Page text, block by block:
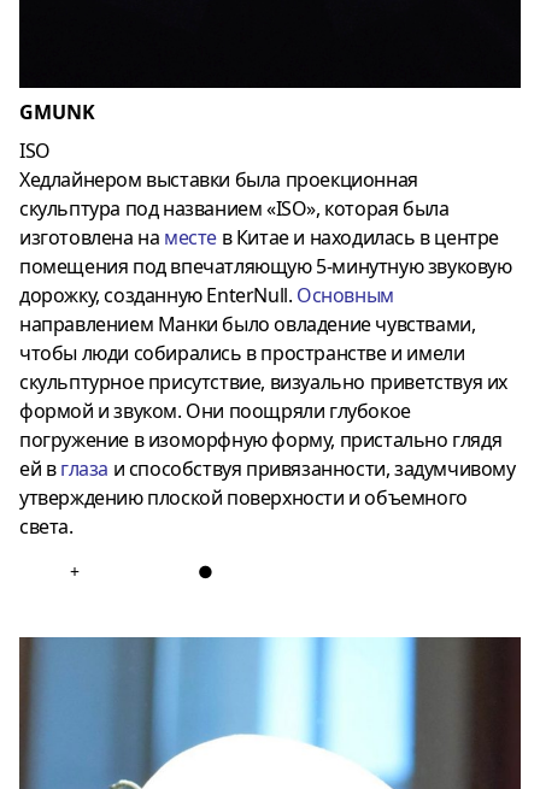
GMUNK
ISO
Хедлайнером выставки была проекционная
скульптура под названием «ISO», которая была
изготовлена ​​на месте в Китае и находилась в центре
помещения под впечатляющую 5-минутную звуковую
дорожку, созданную EnterNull. Основным
направлением Манки было овладение чувствами,
чтобы люди собирались в пространстве и имели
скульптурное присутствие, визуально приветствуя их
формой и звуком. Они поощряли глубокое
погружение в изоморфную форму, пристально глядя
ей вглаза и способствуя привязанности, задумчивому
утверждению плоской поверхности и объемного
света.
+ ●